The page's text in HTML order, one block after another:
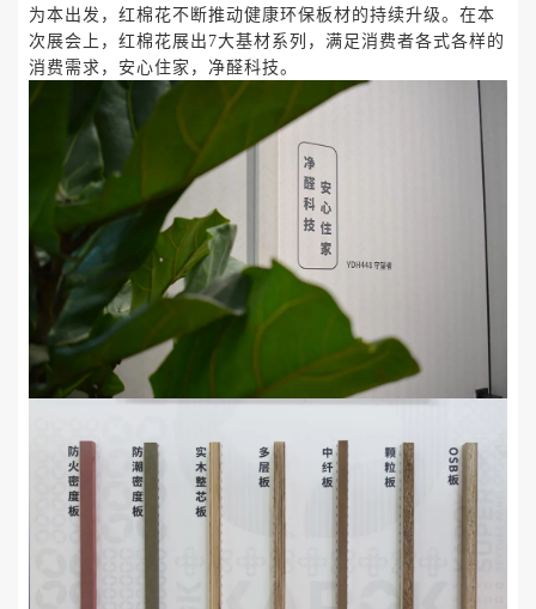
为本出发，红棉花不断推动健康环保板材的持续升级。在本
次展会上，红棉花展出 7大基材系列，满足消费者各式各样的
消费需求，安心住家，净醛科技。